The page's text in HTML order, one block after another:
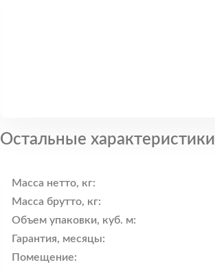
Остальные характеристики
Масса нетто, кг:
Масса брутто, кг:
Объем упаковки, куб. м:
Гарантия, месяцы:
Помещение: